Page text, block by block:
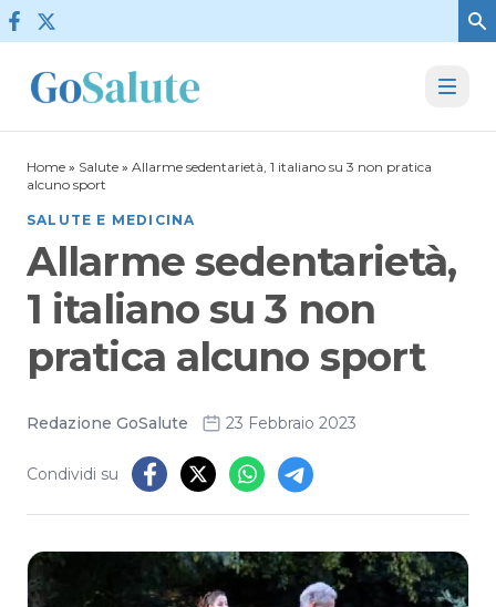
Vai al contenuto
Home » Salute » Allarme sedentarietà, 1 italiano su 3 non pratica
alcuno sport
SALUTE E MEDICINA
Allarme sedentarietà,
1 italiano su 3 non
pratica alcuno sport
Redazione GoSalute 23 Febbraio 2023
Condividi su